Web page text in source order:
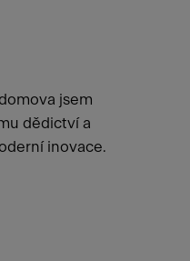
jsem
dědictví a
inovace.